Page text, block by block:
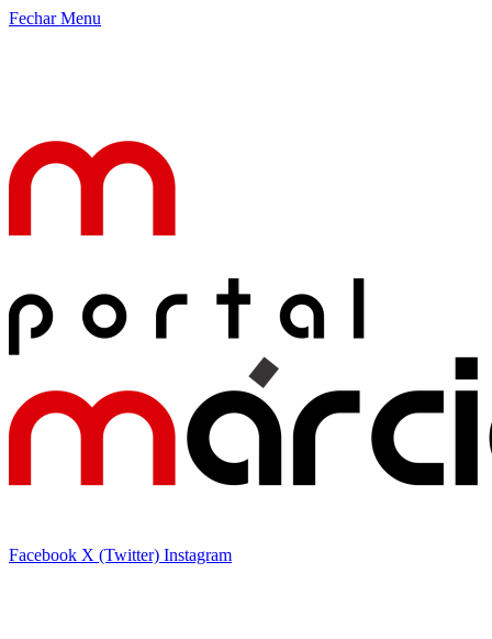
Fechar Menu
Facebook X (Twitter) Instagram